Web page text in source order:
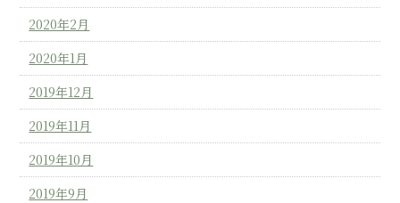
2020年2月
2020年1月
2019年12月
2019年11月
2019年10月
2019年9月